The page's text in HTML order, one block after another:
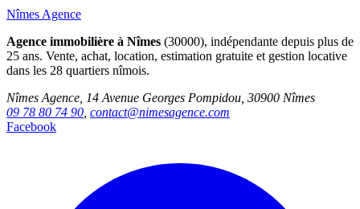
Nîmes Agence
Agence immobilière à Nîmes (30000), indépendante depuis plus de
25 ans. Vente, achat, location, estimation gratuite et gestion locative
dans les 28 quartiers nîmois.
Nîmes Agence, 14 Avenue Georges Pompidou, 30900 Nîmes
09 78 80 74 90 contact@nimesagence.com
Facebook